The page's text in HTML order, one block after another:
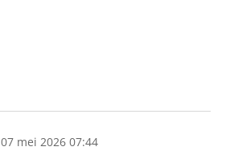
07 mei 2026 07:44